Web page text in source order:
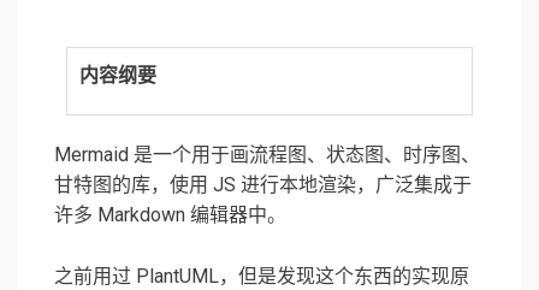
内容纲要
Mermaid 是一个用于画流程图、状态图、时序图、
甘特图的库，使用 JS 进行本地渲染，广泛集成于
许多 Markdown 编辑器中。
之前用过 PlantUML，但是发现这个东西的实现原